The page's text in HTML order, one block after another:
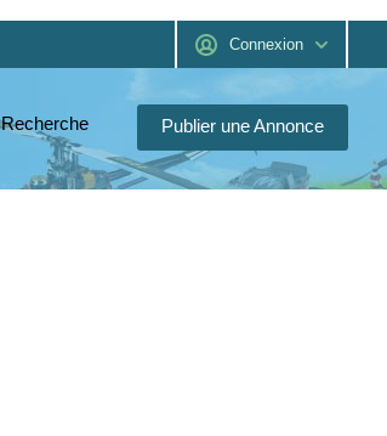
Connexion
Publier une Annonce
Recherche